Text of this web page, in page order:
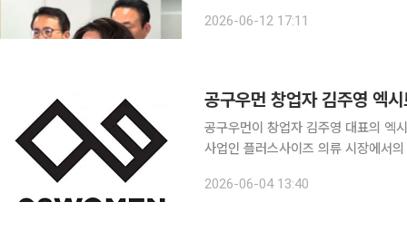
회'가 6월 15일 수원 광교 경기신용보
2026-06-12 17:11
공구우먼 창업자 김주영 엑
공구우먼이 창업자 김주영 대표의 엑
사업인 플러스사이즈 의류 시장에서
하고 인공지능(AI) 기반 패션·커머스
2026-06-04 13:40